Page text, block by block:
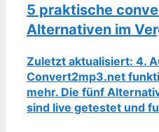
5 praktische
Alternativen im
Zuletzt aktualisiert: 4.
Convert2mp3.net
mehr. Die fünf
sind live getestet und